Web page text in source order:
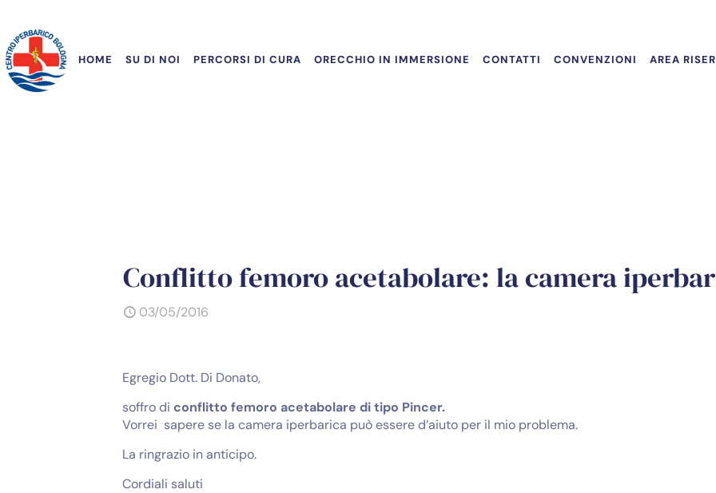
HOME SU DI NOI PERCORSI DI CURA ORECCHIO IN IMMERSIONE CONTATTI CONVENZIONI AREA
Conflitto femoro acetabolare: la camera
03/05/2016
Egregio Dott. Di Donato,
soffro di conflitto femoro acetabolare di tipo Pincer.
Vorrei sapere se la camera iperbarica può essere d’aiuto per il mio problema.
La ringrazio in anticipo.
Cordiali saluti